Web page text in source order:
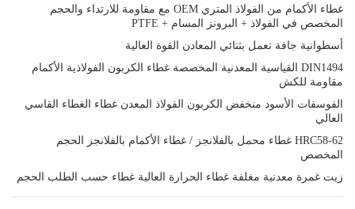
غطاء الأكمام من الفولاذ المتري OEM مع مقاومة للارتداء والحجم
المخصص في الفولاذ + البرونز المسام + PTFE
أسطوانية جافة تعمل بثنائي المعادن القوة العالية
DIN1494 القياسية المعدنية المخصصة غطاء الكربون الفولاذية الأكمام
مقاومة للكش
الفوسفات الأسود منخفض الكربون الفولاذ المعدن غطاء الغطاء القاسي
العالي
HRC58-62 غطاء محمل بالفلانجز / غطاء الأكمام بالفلانجز الحجم
المخصص
زيت غمرة معدنية مغلفة غطاء الحرارة العالية غطاء حسب الطلب الحجم